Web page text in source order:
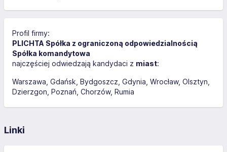
Profil firmy:
PLICHTA Spółka z ograniczoną odpowiedzialnością
Spółka komandytowa
najczęściej odwiedzają kandydaci z miast:
Warszawa Gdańsk Bydgoszcz Gdynia Wrocław Olsztyn
Dzierzgon Poznań Chorzów Rumia
Linki